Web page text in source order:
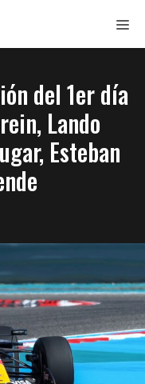
del 1er día
Lando
Esteban